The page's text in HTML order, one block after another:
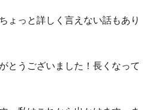
ょっと詳しく言えない話もあり
とうございました！長くなって